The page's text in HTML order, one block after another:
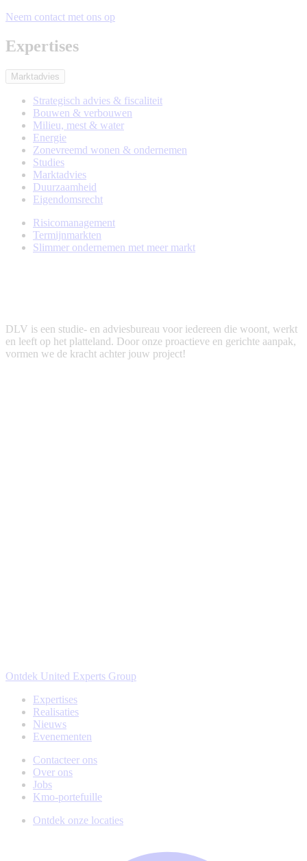
Neem contact met ons op
Expertises
Marktadvies
Strategisch advies & fiscaliteit
Bouwen & verbouwen
Milieu, mest & water
Energie
Zonevreemd wonen & ondernemen
Studies
Marktadvies
Duurzaamheid
Eigendomsrecht
Subexpertises
Risicomanagement
Termijnmarkten
Slimmer ondernemen met meer markt
DLV is een studie- en adviesbureau voor iedereen die woont, werkt
en leeft op het platteland. Door onze proactieve en gerichte aanpak,
vormen we de kracht achter jouw project!
Ontdek United Experts Group
Expertises
Realisaties
Nieuws
Evenementen
Contacteer ons
Over ons
Jobs
Kmo-portefuille
Ontdek onze locaties